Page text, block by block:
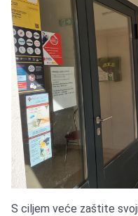
S ciljem veće zaštite